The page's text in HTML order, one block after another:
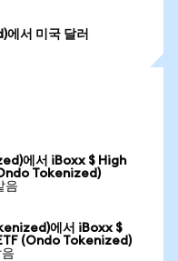
서 미국 달러
에서 iBoxx $ High
Tokenized)
음
에서 iBoxx $
(Ondo Tokenized)